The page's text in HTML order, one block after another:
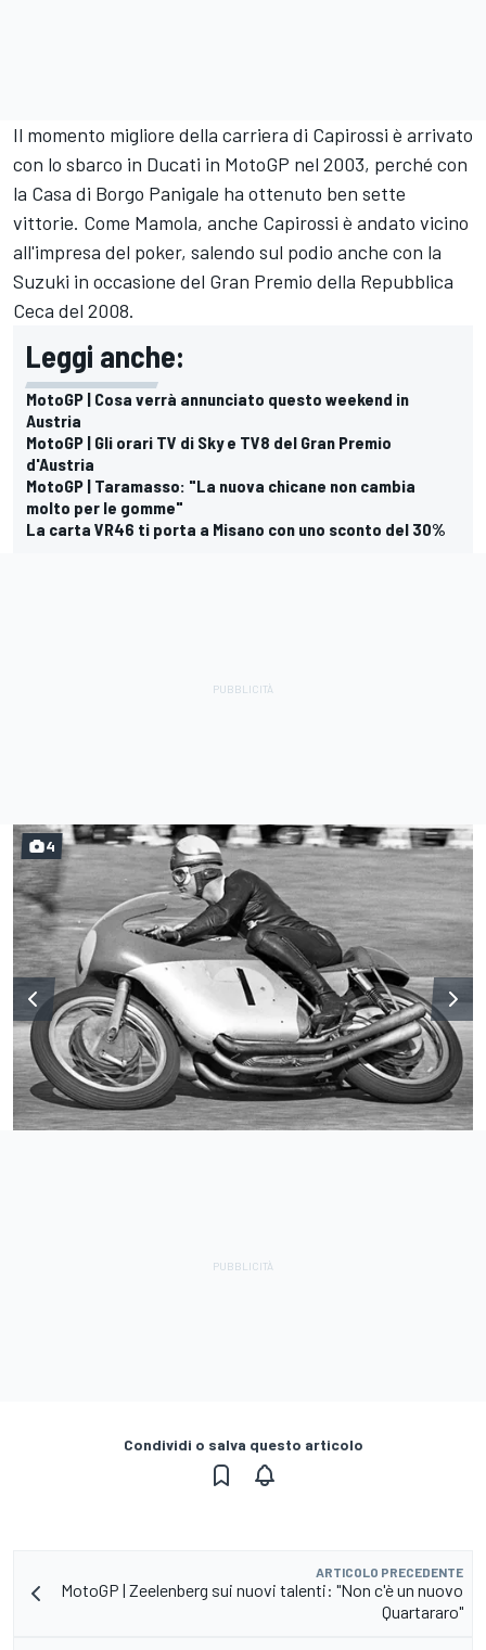
Il momento migliore della carriera di Capirossi è arrivato
con lo sbarco in Ducati in MotoGP nel 2003, perché con
la Casa di Borgo Panigale ha ottenuto ben sette
vittorie. Come Mamola, anche Capirossi è andato vicino
all'impresa del poker, salendo sul podio anche con la
Suzuki in occasione del Gran Premio della Repubblica
Ceca del 2008.
Leggi anche:
MotoGP | Cosa verrà annunciato questo weekend in
Austria
MotoGP | Gli orari TV di Sky e TV8 del Gran Premio
d'Austria
MotoGP | Taramasso: "La nuova chicane non cambia
molto per le gomme"
La carta VR46 ti porta a Misano con uno sconto del 30%
4
Condividi o salva questo articolo
ARTICOLO PRECEDENTE
MotoGP | Zeelenberg sui nuovi talenti: "Non c'è un nuovo
Quartararo"